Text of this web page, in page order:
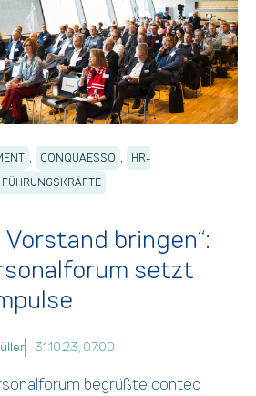
, CONQUAESSO ,
HR-
FÜHRUNGSKRÄFTE
Vorstand bringen“:
setzt
31.10.23, 07:00
begrüßte contec